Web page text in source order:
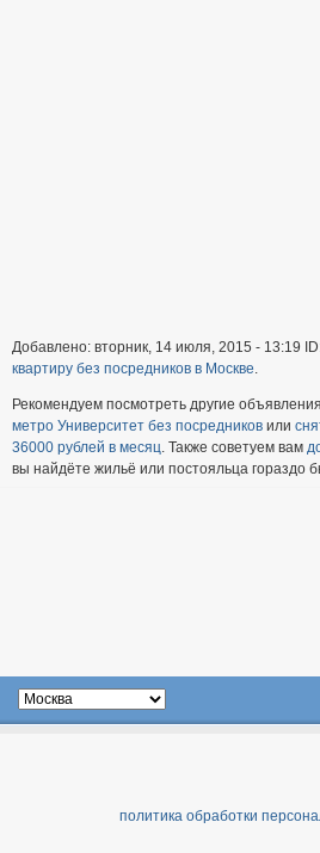
Добавлено: вторник, 14 июля, 2015 - 13:19
квартиру без посредников в Москве.
Рекомендуем посмотреть другие
метро Университет без посредников или
36000 рублей в месяц. Также советуем вам
вы найдёте жильё или постояльца гораздо
политика обработки